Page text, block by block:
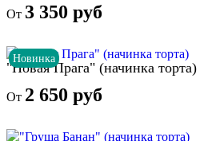
От 3 350 руб
Новинка
"Новая Прага" (начинка торта)
От 2 650 руб